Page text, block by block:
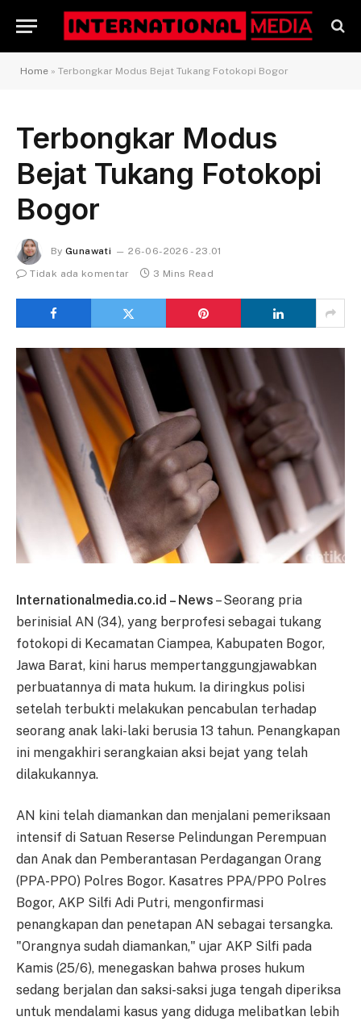
Home » Terbongkar Modus Bejat Tukang Fotokopi Bogor
Terbongkar Modus
Bejat Tukang Fotokopi
Bogor
By Gunawati
26-06-2026 - 23.01
Tidak ada komentar
3 Mins Read
Internationalmedia.co.id – News – Seorang pria
berinisial AN (34), yang berprofesi sebagai tukang
fotokopi di Kecamatan Ciampea, Kabupaten Bogor,
Jawa Barat, kini harus mempertanggungjawabkan
perbuatannya di mata hukum. Ia diringkus polisi
setelah terbukti melakukan pencabulan terhadap
seorang anak laki-laki berusia 13 tahun. Penangkapan
ini mengakhiri serangkaian aksi bejat yang telah
dilakukannya.
AN kini telah diamankan dan menjalani pemeriksaan
intensif di Satuan Reserse Pelindungan Perempuan
dan Anak dan Pemberantasan Perdagangan Orang
(PPA-PPO) Polres Bogor. Kasatres PPA/PPO Polres
Bogor, AKP Silfi Adi Putri, mengonfirmasi
penangkapan dan penetapan AN sebagai tersangka.
"Orangnya sudah diamankan," ujar AKP Silfi pada
Kamis (25/6), menegaskan bahwa proses hukum
sedang berjalan dan saksi-saksi juga tengah diperiksa
untuk mendalami kasus yang diduga melibatkan lebih